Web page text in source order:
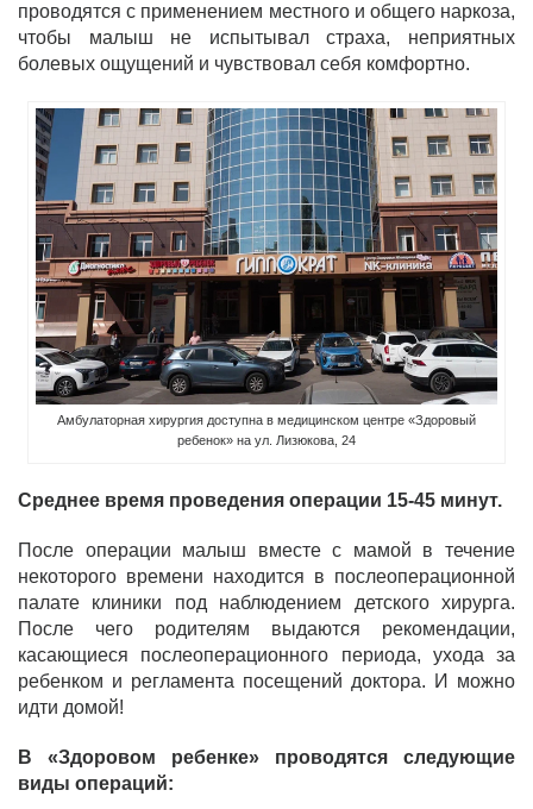
проводятся с применением местного и общего наркоза,
чтобы малыш не испытывал страха, неприятных
болевых ощущений и чувствовал себя комфортно.
Амбулаторная хирургия доступна в медицинском центре «Здоровый
ребенок» на ул. Лизюкова, 24
Среднее время проведения операции 15-45 минут.
После операции малыш вместе с мамой в течение
некоторого времени находится в послеоперационной
палате клиники под наблюдением детского хирурга.
После чего родителям выдаются рекомендации,
касающиеся послеоперационного периода, ухода за
ребенком и регламента посещений доктора. И можно
идти домой!
В «Здоровом ребенке» проводятся следующие
виды операций: